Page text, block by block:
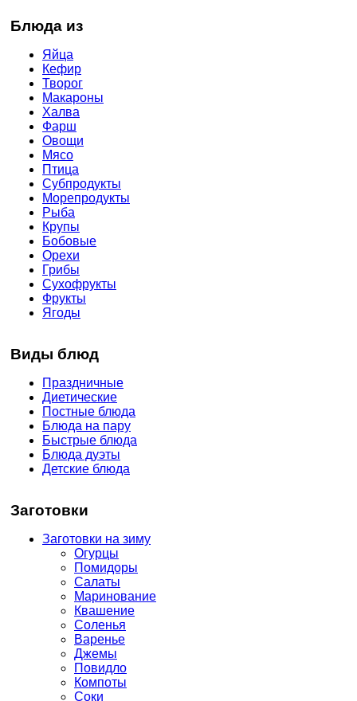
Блюда из
Яйца
Кефир
Творог
Макароны
Халва
Фарш
Овощи
Мясо
Птица
Субпродукты
Морепродукты
Рыба
Крупы
Бобовые
Орехи
Грибы
Сухофрукты
Фрукты
Ягоды
Виды блюд
Праздничные
Диетические
Постные блюда
Блюда на пару
Быстрые блюда
Блюда дуэты
Детские блюда
Заготовки
Заготовки на зиму
Огурцы
Помидоры
Салаты
Маринование
Квашение
Соленья
Варенье
Джемы
Повидло
Компоты
Соки